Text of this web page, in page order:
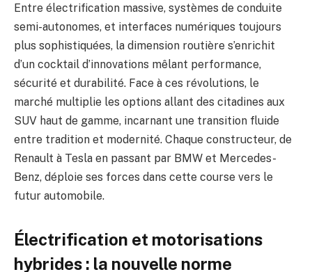
Entre électrification massive, systèmes de conduite
semi-autonomes, et interfaces numériques toujours
plus sophistiquées, la dimension routière s’enrichit
d’un cocktail d’innovations mêlant performance,
sécurité et durabilité. Face à ces révolutions, le
marché multiplie les options allant des citadines aux
SUV haut de gamme, incarnant une transition fluide
entre tradition et modernité. Chaque constructeur, de
Renault à Tesla en passant par BMW et Mercedes-
Benz, déploie ses forces dans cette course vers le
futur automobile.
Électrification et motorisations
hybrides : la nouvelle norme